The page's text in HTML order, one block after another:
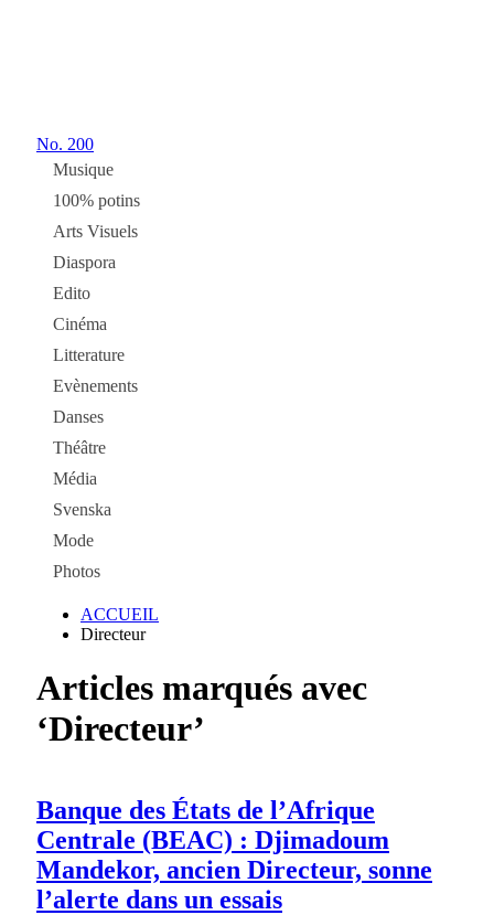
No. 200
Musique
100% potins
Arts Visuels
Diaspora
Edito
Cinéma
Litterature
Evènements
Danses
Théâtre
Média
Svenska
Mode
Photos
ACCUEIL
Directeur
Articles marqués avec
‘Directeur’
Banque des États de l’Afrique
Centrale (BEAC) : Djimadoum
Mandekor, ancien Directeur, sonne
l’alerte dans un essais